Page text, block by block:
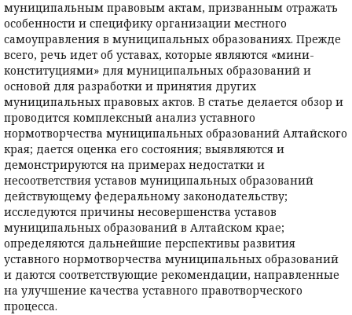
муниципальным правовым актам, призванным отражать
особенности и специфику организации местного
самоуправления в муниципальных образованиях. Прежде
всего, речь идет об уставах, которые являются «мини-
конституциями» для муниципальных образований и
основой для разработки и принятия других
муниципальных правовых актов. В статье делается обзор и
проводится комплексный анализ уставного
нормотворчества муниципальных образований Алтайского
края; дается оценка его состояния; выявляются и
демонстрируются на примерах недостатки и
несоответствия уставов муниципальных образований
действующему федеральному законодательству;
исследуются причины несовершенства уставов
муниципальных образований в Алтайском крае;
определяются дальнейшие перспективы развития
уставного нормотворчества муниципальных образований
и даются соответствующие рекомендации, направленные
на улучшение качества уставного правотворческого
процесса.